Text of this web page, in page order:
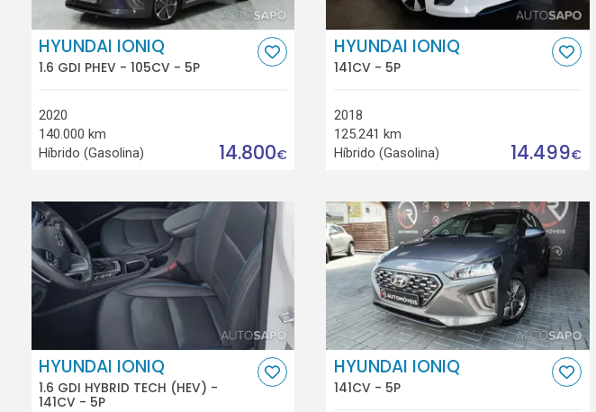
HYUNDAI IONIQ
1.6 GDI PHEV - 105CV - 5P
2020
140.000 km
Híbrido (Gasolina)
14.800€
HYUNDAI IONIQ
141CV - 5P
2018
125.241 km
Híbrido (Gasolina)
14.499€
HYUNDAI IONIQ
1.6 GDI HYBRID TECH (HEV) -
141CV - 5P
HYUNDAI IONIQ
141CV - 5P